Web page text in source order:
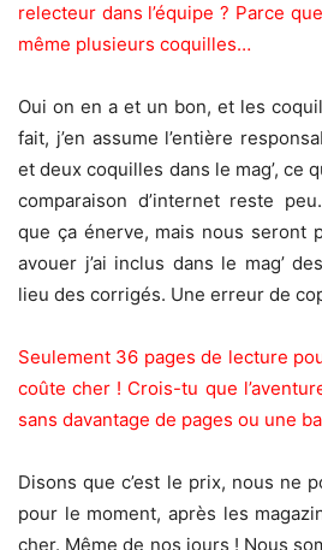
relecteur dans l’équipe ? Parce
même plusieurs coquilles…
Oui on en a et un bon, et les
fait, j’en assume l’entière
et deux coquilles dans le mag’, ce
comparaison d’internet reste
que ça énerve, mais nous seront
avouer j’ai inclus dans le mag’
lieu des corrigés. Une erreur de
Seulement 36 pages de lecture
coûte cher ! Crois-tu que
sans davantage de pages ou une
Disons que c’est le prix, nous ne
pour le moment, après les
cher. Même de nos jours ! Nous